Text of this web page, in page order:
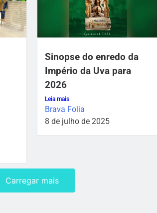
Sinopse do enredo da
Império da Uva para
2026
Leia mais
Brava Folia
8 de julho de 2025
Carregar mais